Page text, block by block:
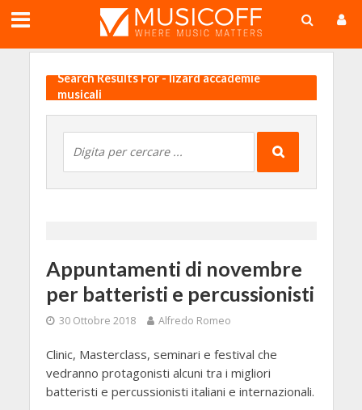
Search Results For - lizard accademie
musicali
Appuntamenti di novembre
per batteristi e percussionisti
30 Ottobre 2018 Alfredo Romeo
Clinic, Masterclass, seminari e festival che
vedranno protagonisti alcuni tra i migliori
batteristi e percussionisti italiani e internazionali.